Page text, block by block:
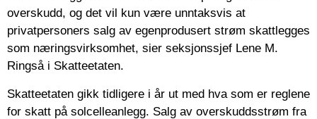
overskudd, og det vil kun være unntaksvis at
privatpersoners salg av egenprodusert strøm skattlegges
som næringsvirksomhet, sier seksjonssjef Lene M.
Ringså i Skatteetaten.
Skatteetaten gikk tidligere i år ut med hva som er reglene
for skatt på solcelleanlegg. Salg av overskuddsstrøm fra